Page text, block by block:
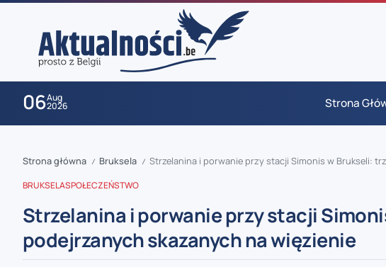
06Aug
2026 Strona
Strona główna / Bruksela / Strzelanina i porwanie przy stacji Simonis w Brukseli:
BRUKSELASPOŁECZEŃSTWO
Strzelanina i porwanie przy stacji
podejrzanych skazanych na więzienie